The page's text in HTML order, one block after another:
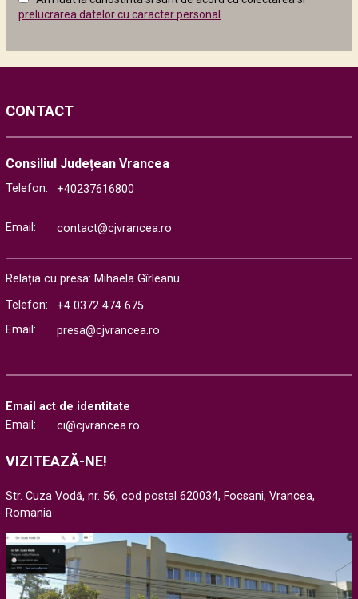
prelucrarea datelor cu caracter personal .
CONTACT
Consiliul Județean Vrancea
Telefon: +40237616800
Email: contact@cjvrancea.ro
Relația cu presa: Mihaela Gîrleanu
Telefon:
+4 0372 474 675
Email:
presa@cjvrancea.ro
Email act de identitate
Email:
ci@cjvrancea.ro
VIZITEAZĂ-NE!
Str. Cuza Vodă, nr. 56, cod postal 620034, Focsani, Vrancea,
Romania